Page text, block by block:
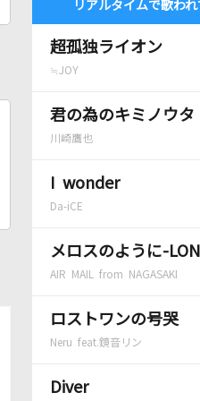
リアルタイムで歌わ
超孤独ライオン
≒JOY
君の為のキミノウタ
川崎鷹也
I wonder
Da-iCE
メロスのように-
AIR MAIL from NAGASAKI
ロストワンの号哭
Neru feat.鏡音リン
Diver